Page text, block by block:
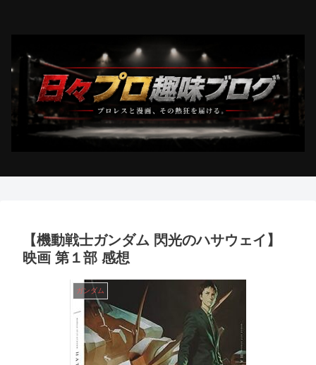
【機動戦士ガンダム 閃光のハサウェイ】
映画 第１部 感想
ガンダム